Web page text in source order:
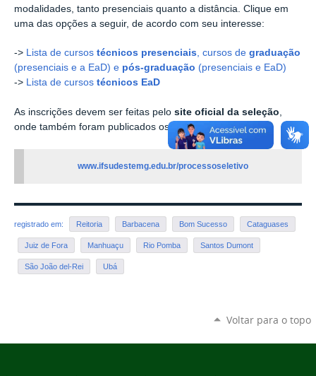
modalidades, tanto presenciais quanto a distância. Clique em
uma das opções a seguir, de acordo com seu interesse:
-> Lista de cursos técnicos presenciais, cursos de graduação
(presenciais e a EaD) e pós-graduação (presenciais e EaD)
-> Lista de cursos técnicos EaD
As inscrições devem ser feitas pelo site oficial da seleção,
onde também foram publicados os editais:
www.ifsudestemg.edu.br/processoseletivo
registrado em: Reitoria Barbacena Bom Sucesso Cataguases
Juiz de Fora Manhuaçu Rio Pomba Santos Dumont
São João del-Rei Ubá
Voltar para o topo